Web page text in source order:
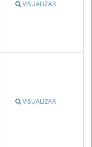
VISUALIZAR
VISUALIZAR